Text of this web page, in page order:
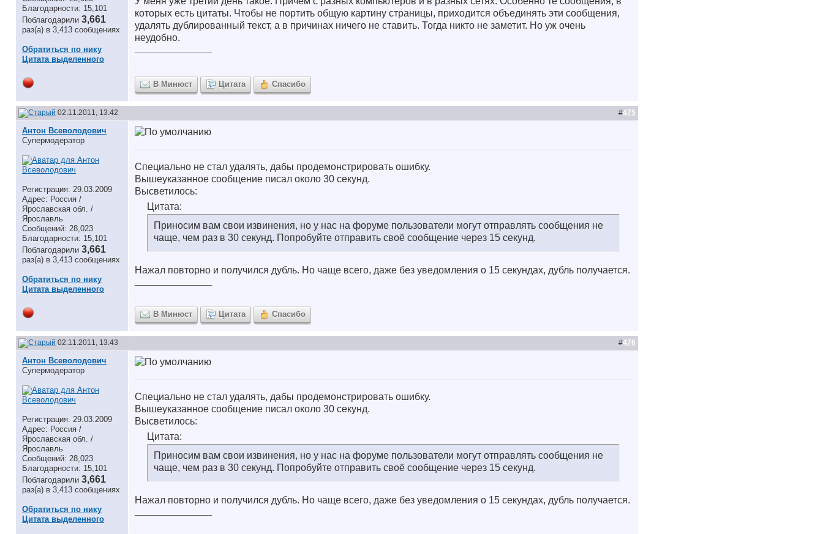
Благодарности: 15,101
Поблагодарили 3,661
раз(а) в 3,413 сообщениях
Обратиться по нику
Цитата выделенного
которых есть цитаты. Чтобы не портить общую картину страницы, приходится объединять эти сообщения,
удалять дублированный текст, а в причинах ничего не ставить. Тогда никто не заметит. Но уж очень
неудобно.
В Минюст Цитата Спасибо
02.11.2011, 13:42 #475
Антон Всеволодович
Супермодератор
Регистрация: 29.03.2009
Адрес: Россия /
Ярославская обл. /
Ярославль
Сообщений: 28,023
Благодарности: 15,101
Поблагодарили 3,661
раз(а) в 3,413 сообщениях
Обратиться по нику
Цитата выделенного
Специально не стал удалять, дабы продемонстрировать ошибку.
Вышеуказанное сообщение писал около 30 секунд.
Высветилось:
Цитата:
Приносим вам свои извинения, но у нас на форуме пользователи могут отправлять сообщения не
чаще, чем раз в 30 секунд. Попробуйте отправить своё сообщение через 15 секунд.
Нажал повторно и получился дубль. Но чаще всего, даже без уведомления о 15 секундах, дубль получается.
В Минюст Цитата Спасибо
02.11.2011, 13:43 #476
Антон Всеволодович
Супермодератор
Регистрация: 29.03.2009
Адрес: Россия /
Ярославская обл. /
Ярославль
Сообщений: 28,023
Благодарности: 15,101
Поблагодарили 3,661
раз(а) в 3,413 сообщениях
Обратиться по нику
Цитата выделенного
Специально не стал удалять, дабы продемонстрировать ошибку.
Вышеуказанное сообщение писал около 30 секунд.
Высветилось:
Цитата:
Приносим вам свои извинения, но у нас на форуме пользователи могут отправлять сообщения не
чаще, чем раз в 30 секунд. Попробуйте отправить своё сообщение через 15 секунд.
Нажал повторно и получился дубль. Но чаще всего, даже без уведомления о 15 секундах, дубль получается.